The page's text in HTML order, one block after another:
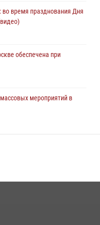
во время празднования Дня
обеспечена при
мероприятий в